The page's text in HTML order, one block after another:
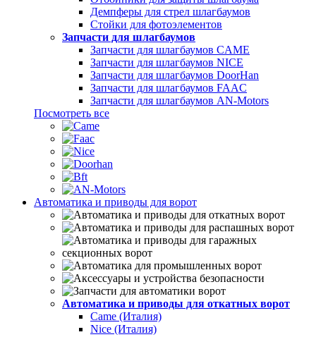
Демпферы для стрел шлагбаумов
Стойки для фотоэлементов
Запчасти для шлагбаумов
Запчасти для шлагбаумов CAME
Запчасти для шлагбаумов NICE
Запчасти для шлагбаумов DoorHan
Запчасти для шлагбаумов FAAC
Запчасти для шлагбаумов AN-Motors
Посмотреть все
Автоматика и приводы для ворот
Автоматика и приводы для откатных ворот
Came (Италия)
Nice (Италия)